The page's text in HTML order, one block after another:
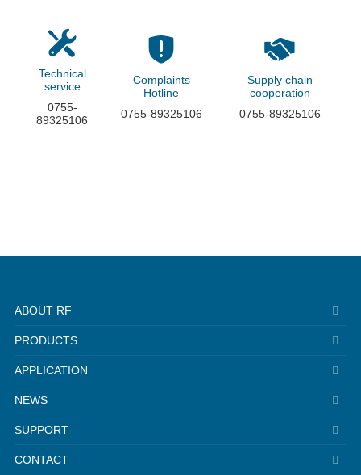
Technical
service
0755-
89325106
Complaints
Hotline
0755-89325106
Supply chain
cooperation
0755-89325106
ABOUT RF
PRODUCTS
APPLICATION
NEWS
SUPPORT
CONTACT